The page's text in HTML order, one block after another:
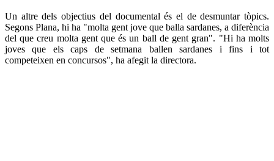
Un altre dels objectius del documental és el de desmuntar tòpics.
Segons Plana, hi ha "molta gent jove que balla sardanes, a diferència
del que creu molta gent que és un ball de gent gran". "Hi ha molts
joves que els caps de setmana ballen sardanes i fins i tot
competeixen en concursos", ha afegit la directora.